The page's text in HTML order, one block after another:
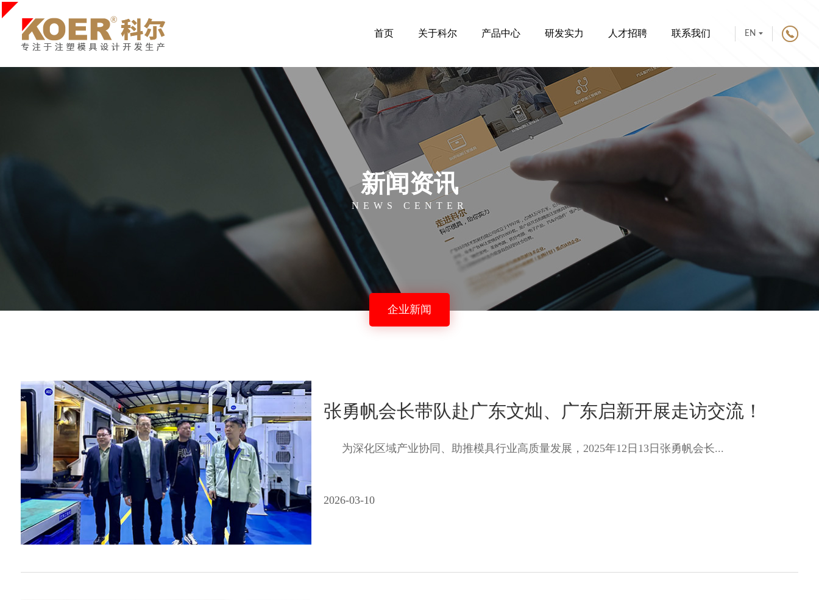
首页 关于科尔 产品中心 研发实力 人才招聘 联系我们 EN
新闻资讯
NEWS CENTER
企业新闻
张勇帆会长带队赴广东文灿、广东启新开展走访交流！
为深化区域产业协同、助推模具行业高质量发展，2025年12日13日张勇帆会长...
2026-03-10